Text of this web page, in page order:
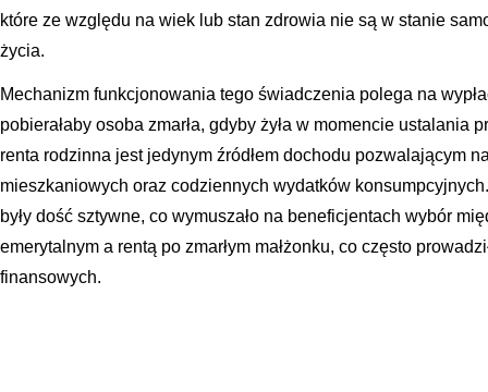
które ze względu na wiek lub stan zdrowia nie są w stanie
życia.
Mechanizm funkcjonowania tego świadczenia polega na
pobierałaby osoba zmarła, gdyby żyła w momencie ustalania
renta rodzinna jest jedynym źródłem dochodu pozwalającym
mieszkaniowych oraz codziennych wydatków
były dość sztywne, co wymuszało na beneficjentach wybór
emerytalnym a rentą po zmarłym małżonku, co często
finansowych.